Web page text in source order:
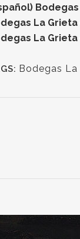
La
La
Bodegas La